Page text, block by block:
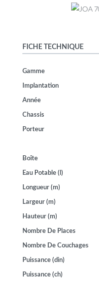
FICHE TECHNIQUE
Gamme
Implantation
Année
Chassis
Porteur
Boîte
Eau Potable (l)
Longueur (m)
Largeur (m)
Hauteur (m)
Nombre De Places
Nombre De Couchages
Puissance (din)
Puissance (ch)